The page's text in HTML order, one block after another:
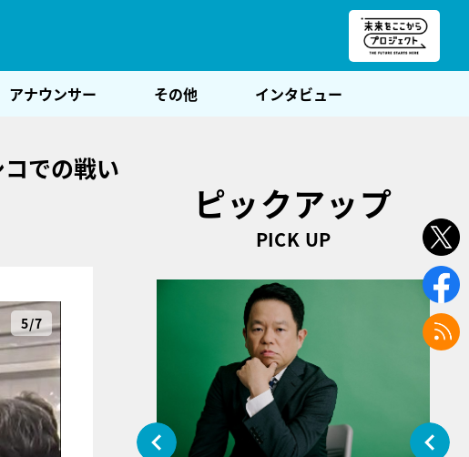
アナウンサー その他 インタビュー
での戦い
5/7
ピックアップ
PICK UP